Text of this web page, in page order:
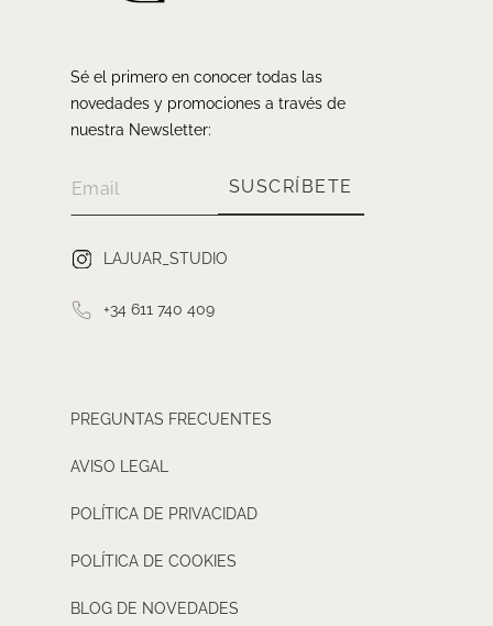
Sé el primero en conocer todas las
novedades y promociones a través de
nuestra Newsletter:
SUSCRÍBETE
LAJUAR_STUDIO
+34 611 740 409
PREGUNTAS FRECUENTES
AVISO LEGAL
POLÍTICA DE PRIVACIDAD
POLÍTICA DE COOKIES
BLOG DE NOVEDADES